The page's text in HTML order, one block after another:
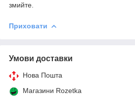
змийте.
Приховати
Умови доставки
Нова Пошта
Магазини Rozetka